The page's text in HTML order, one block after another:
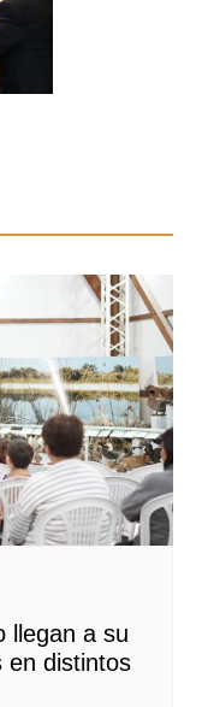
llegan a su
en distintos